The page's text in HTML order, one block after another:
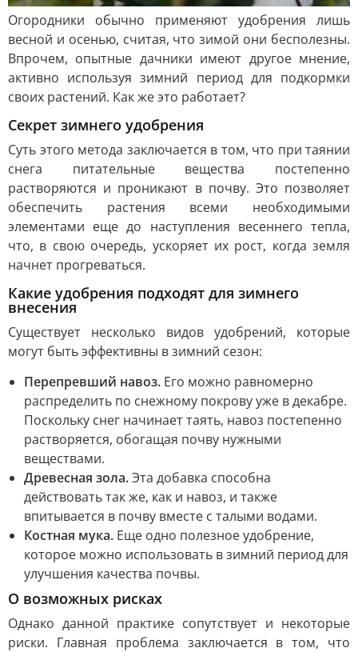
Огородники обычно применяют удобрения лишь
весной и осенью, считая, что зимой они бесполезны.
Впрочем, опытные дачники имеют другое мнение,
активно используя зимний период для подкормки
своих растений. Как же это работает?
Секрет зимнего удобрения
Суть этого метода заключается в том, что при таянии
снега питательные вещества постепенно
растворяются и проникают в почву. Это позволяет
обеспечить растения всеми необходимыми
элементами еще до наступления весеннего тепла,
что, в свою очередь, ускоряет их рост, когда земля
начнет прогреваться.
Какие удобрения подходят для зимнего
внесения
Существует несколько видов удобрений, которые
могут быть эффективны в зимний сезон:
Перепревший навоз. Его можно равномерно
распределить по снежному покрову уже в декабре.
Поскольку снег начинает таять, навоз постепенно
растворяется, обогащая почву нужными
веществами.
Древесная зола.Эта добавка способна
действовать так же, как и навоз, и также
впитывается в почву вместе с талыми водами.
Костная мука. Еще одно полезное удобрение,
которое можно использовать в зимний период для
улучшения качества почвы.
О возможных рисках
Однако данной практике сопутствует и некоторые
риски. Главная проблема заключается в том, что